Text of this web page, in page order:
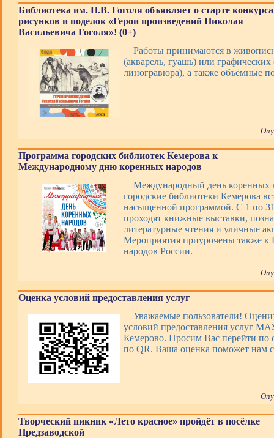
Библиотека им. Н.В. Гоголя объявляет о старте конкурса
рисунков и поделок «Герои произведений Николая
Васильевича Гоголя»! (0+)
Работы принимаются в
(акварель, гуашь) или
линогравюра), а также объёмные
Программа городских библиотек Кемерова к
Международному дню коренных народов
Международный день коренных
городские библиотеки Кемерова
насыщенной программой. С 1 по 31
проходят книжные выставки,
литературные чтения и уличные
Мероприятия приурочены также к
народов России.
Оценка условий предоставления услуг
Уважаемые пользователи!
условий предоставления услуг
Кемерово. Просим Вас перейти по
по QR. Ваша оценка поможет нам
Творческий пикник «Лето красное» пройдёт в посёлке
Предзаводской